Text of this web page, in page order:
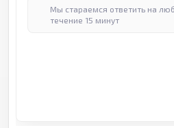
Мы стараемся ответить на
течение 15 минут